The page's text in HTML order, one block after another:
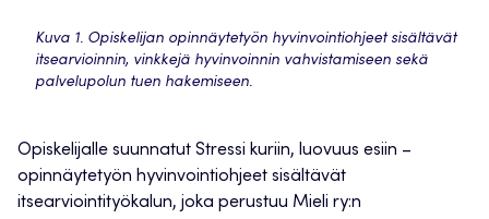
Kuva 1. Opiskelijan opinnäytetyön hyvinvointiohjeet sisältävät
itsearvioinnin, vinkkejä hyvinvoinnin vahvistamiseen sekä
palvelupolun tuen hakemiseen.
Opiskelijalle suunnatut Stressi kuriin, luovuus esiin –
opinnäytetyön hyvinvointiohjeet sisältävät
itsearviointityökalun, joka perustuu Mieli ry:n